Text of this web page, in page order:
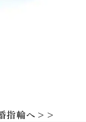
指輪へ>>